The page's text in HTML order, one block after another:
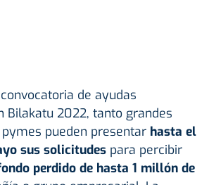
de ayudas
Bilakatu 2022, tanto grandes
pueden presentar hasta el
sus solicitudes para percibir
perdido de hasta 1 millón de